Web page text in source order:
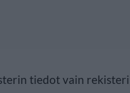
tiedot vain